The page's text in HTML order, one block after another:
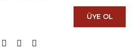
ÜYE OL